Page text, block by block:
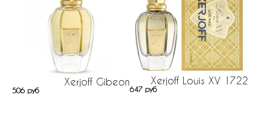
Xerjoff Gibeon
506 руб
Xerjoff Louis XV 1722
647 руб